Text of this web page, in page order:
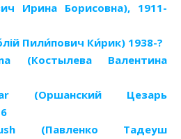
Ирина Борисовна), 1911-
Пили́пович Ки́рик) 1938-?
(Костылева Валентина
(Оршанский Цезарь
(Павленко Тадеуш